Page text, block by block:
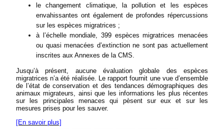
le changement climatique, la pollution et les espèces
envahissantes ont également de profondes répercussions
sur les espèces migratrices ;
à l’échelle mondiale, 399 espèces migratrices menacées
ou quasi menacées d’extinction ne sont pas actuellement
inscrites aux Annexes de la CMS.
Jusqu’à présent, aucune évaluation globale des espèces
migratrices n’a été réalisée. Le rapport fournit une vue d’ensemble
de l’état de conservation et des tendances démographiques des
animaux migrateurs, ainsi que les informations les plus récentes
sur les principales menaces qui pèsent sur eux et sur les
mesures prises pour les sauver.
[En savoir plus]